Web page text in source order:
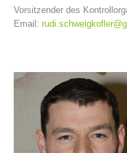
Vorsitzender des
Email: